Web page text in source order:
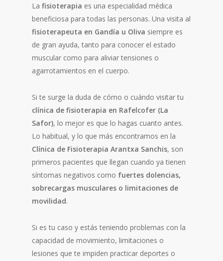
La fisioterapia es una especialidad médica
beneficiosa para todas las personas. Una visita al
fisioterapeuta en Gandía u Oliva siempre es
de gran ayuda, tanto para conocer el estado
muscular como para aliviar tensiones o
agarrotamientos en el cuerpo.
Si te surge la duda de cómo o cuándo visitar tu
clínica de fisioterapia en Rafelcofer (La
Safor), lo mejor es que lo hagas cuanto antes.
Lo habitual, y lo que más encontramos en la
Clínica de Fisioterapia Arantxa Sanchis, son
primeros pacientes que llegan cuando ya tienen
síntomas negativos como fuertes dolencias,
sobrecargas musculares o limitaciones de
movilidad.
Si es tu caso y estás teniendo problemas con la
capacidad de movimiento, limitaciones o
lesiones que te impiden practicar deportes o